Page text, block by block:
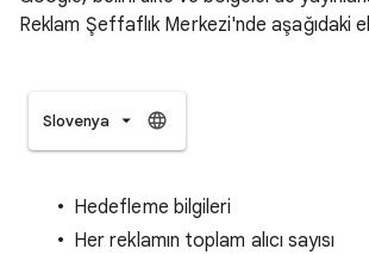
Reklam Şeffaflık Merkezi'nde aşağıdaki
Slovenya
Hedefleme bilgileri
Her reklamın toplam alıcı sayısı